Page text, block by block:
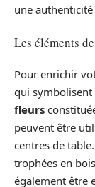
une
Les éléments
Pour enrichir
qui symbolisent
fleurs
peuvent être
centres de
trophées en
également être